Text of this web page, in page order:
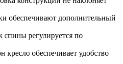
обеспечивают дополнительный
регулируется по
обеспечивает удобство